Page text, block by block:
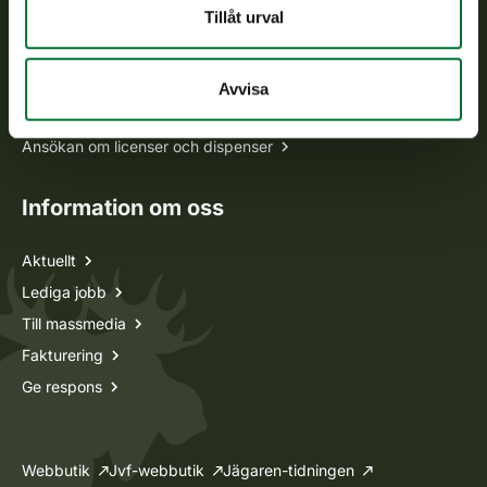
Tillåt urval
Avvisa
Oma riista -tjänsten
Ansökan om licenser och dispenser
Information om oss
Aktuellt
Lediga jobb
Till massmedia
Fakturering
Ge respons
Webbutik Jvf-webbutik Jägaren-tidningen